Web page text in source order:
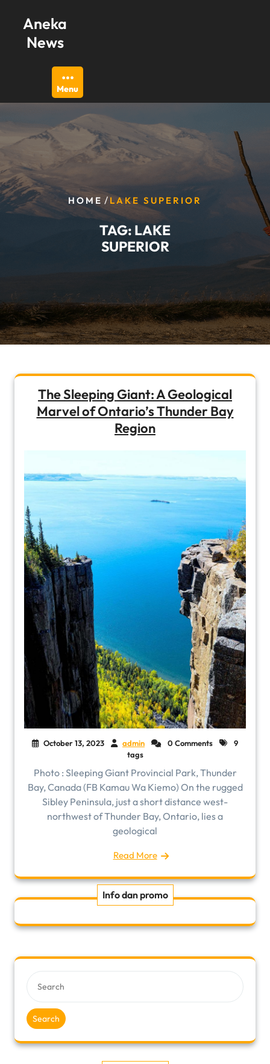
content
Aneka
News
Menu
HOME / LAKE SUPERIOR
TAG: LAKE
SUPERIOR
The Sleeping Giant: A Geological
Marvel of Ontario’s Thunder Bay
Region
October 13, 2023 admin 0 Comments
9
tags
Photo : Sleeping Giant Provincial Park, Thunder
Bay, Canada (FB Kamau Wa Kiemo) On the rugged
Sibley Peninsula, just a short distance west-
northwest of Thunder Bay, Ontario, lies a
geological
Read More
Info dan promo
Search